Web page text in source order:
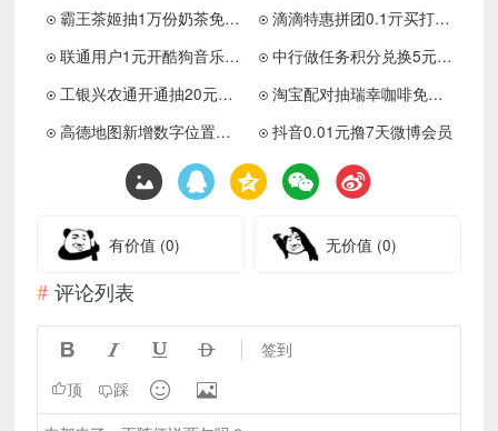
霸王茶姬抽1万份奶茶免单券
滴滴特惠拼团0.1亓买打车券
联通用户1元开酷狗音乐月卡
中行做任务积分兑换5元话费
工银兴农通开通抽20元立减金
淘宝配对抽瑞幸咖啡免单资格
高德地图新增数字位置口令
抖音0.01元撸7天微博会员
有价值 (0) 无价值 (0)
评论列表
    签到
顶 踩  